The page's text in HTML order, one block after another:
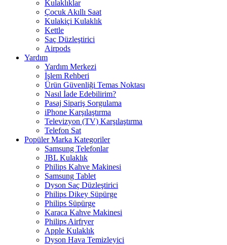
Kulaklıklar
Çocuk Akıllı Saat
Kulakiçi Kulaklık
Kettle
Saç Düzleştirici
Airpods
Yardım
Yardım Merkezi
İşlem Rehberi
Ürün Güvenliği Temas Noktası
Nasıl İade Edebilirim?
Pasaj Sipariş Sorgulama
iPhone Karşılaştırma
Televizyon (TV) Karşılaştırma
Telefon Sat
Popüler Marka Kategoriler
Samsung Telefonlar
JBL Kulaklık
Philips Kahve Makinesi
Samsung Tablet
Dyson Saç Düzleştirici
Philips Dikey Süpürge
Philips Süpürge
Karaca Kahve Makinesi
Philips Airfryer
Apple Kulaklık
Dyson Hava Temizleyici